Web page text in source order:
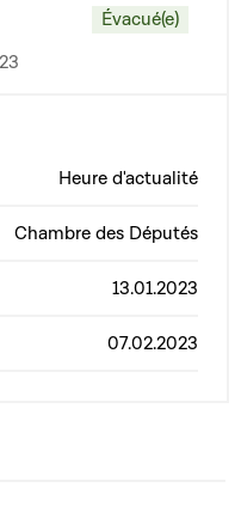
Évacué(e)
Heure d'actualité
Chambre des Députés
13.01.2023
07.02.2023